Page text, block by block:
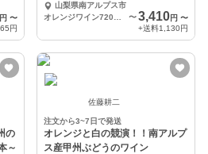
〜
円
山梨県南アルプス市
〜3,410円 〜
+送料1,130円
の
～
佐藤耕二
注文から3~7日で発送
オレンジと白の競演！！南アルプ
ス産甲州ぶどうのワイン